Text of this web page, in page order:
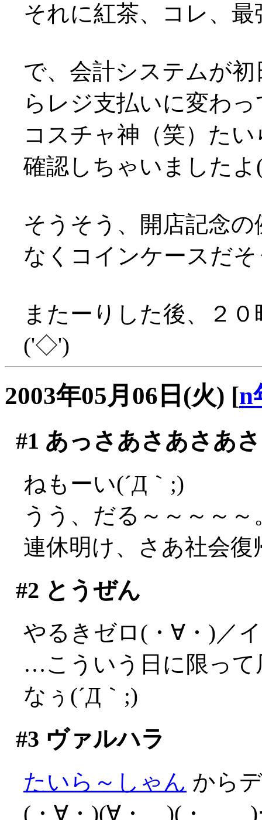
それに紅茶、コレ、最
で、会計システムが
らレジ支払いに変わ
コスチャ神（笑）た
確認しちゃいましたよ
そうそう、開店記念
なくコインケースだ
またーりした後、２
('◇')ゞ
2003年05月06日(火) [n
#1 あっさあさあさあ
ねもーい(´Д｀;)
うう、だる～～～～～
連休明け、さあ社会
#2 とうぜん
やるきゼロ(・∀・)／
…こういう日に限って
なぅ(´Д｀;)
#3 ヴァルハラ
たいら～しゃん から
(・∀・)(∀・ )(・ )